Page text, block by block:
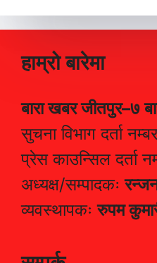
हाम्रो बारेमा
बारा खबर जीतपुर–७
सुचना विभाग दर्ता
प्रेस काउन्सिल दर्ता
अध्यक्ष/सम्पादकः
व्यवस्थापकःरुपम